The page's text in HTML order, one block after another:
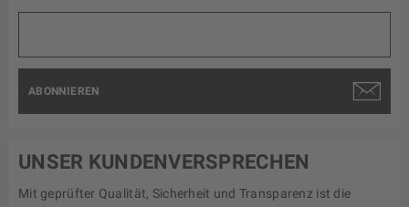
ABONNIEREN
UNSER KUNDENVERSPRECHEN
Mit geprüfter Qualität, Sicherheit und Transparenz ist die